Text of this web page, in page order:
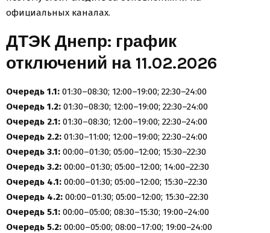
официальных каналах.
ДТЭК Днепр: график
отключений на 11.02.2026
Очередь 1.1: 01:30–08:30; 12:00–19:00; 22:30–24:00
Очередь 1.2: 01:30–08:30; 12:00–19:00; 22:30–24:00
Очередь 2.1: 01:30–08:30; 12:00–19:00; 22:30–24:00
Очередь 2.2: 01:30–11:00; 12:00–19:00; 22:30–24:00
Очередь 3.1: 00:00–01:30; 05:00–12:00; 15:30–22:30
Очередь 3.2: 00:00–01:30; 05:00–12:00; 14:00–22:30
Очередь 4.1: 00:00–01:30; 05:00–12:00; 15:30–22:30
Очередь 4.2: 00:00–01:30; 05:00–12:00; 15:30–22:30
Очередь 5.1: 00:00–05:00; 08:30–15:30; 19:00–24:00
Очередь 5.2: 00:00–05:00; 08:00–17:00; 19:00–24:00